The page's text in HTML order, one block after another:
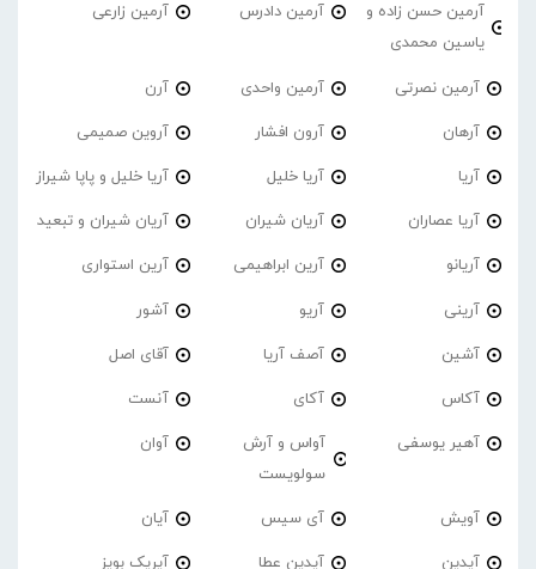
آرمین حسن زاده و
یاسین محمدی
آرمین دادرس آرمین زارعی
آرمین نصرتی آرمین واحدی آرن
آرهان آرون افشار آروین صمیمی
آریا آریا خلیل آریا خلیل و پاپا شیراز
آریا عصاران آریان شیران آریان شیران و تبعید
آریانو آرین ابراهیمی آرین استواری
آرینی آریو آشور
آشین آصف آریا آقای اصل
آکاس آکای آنست
آهیر یوسفی
آواس و آرش
سولویست
آوان
آویش آی سیس آیان
آیدین آیدین عطا آیریک بویز